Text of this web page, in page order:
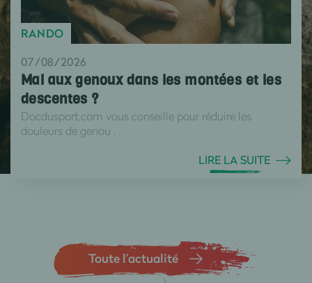
RANDO
07/08/2026
Mal aux genoux dans les montées et les
descentes ?
Docdusport.com vous conseille pour réduire les
douleurs de genou .
LIRE LA SUITE
Toute l’actualité